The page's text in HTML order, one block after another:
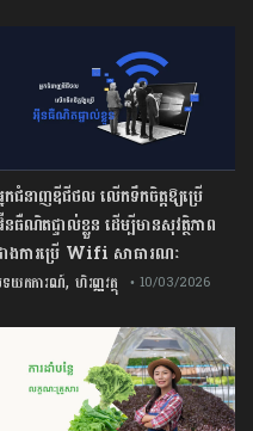
កជំនាញឌីជីថល លើកទឹកចិត្តឱ្យប្រើ
ធឺណិតផ្ទាល់ខ្លួន ដើម្បីមានសុវត្ថិភាព
ងការប្រើ Wifi​ សាធារណៈ
យកការណ៍, ហិរញ្ញវត្ថុ • 10/03/2026